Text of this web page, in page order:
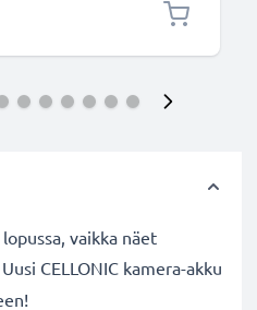
vaikka näet
CELLONIC kamera-akku